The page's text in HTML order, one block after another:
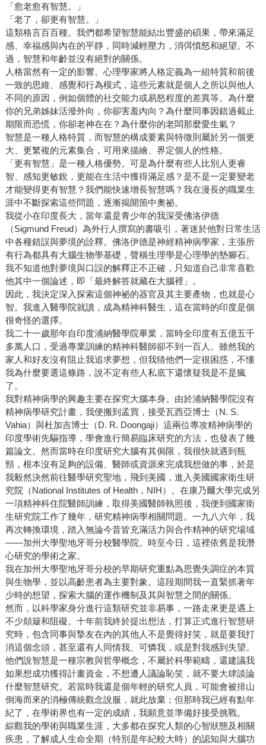
「愈老愈有智慧。」
「老了，卻更有智慧。」
這類格言百百種。我們都希望智慧能結出豐盛的碩果，帶來滿足
感、幸福感與內在的平靜，同時減輕壓力，消弭憤怒和絕望。不
過，智慧和年齡並沒有絕對的關係。
人格當然有一定的影響。心理學家將人格定義為一組特質和前後
一致的思維、感覺和行為模式，這些元素就是個人之所以與他人
不同的原因，例如個體的社交能力或易怒程度的差異等。為什麼
你的兄弟姊妹活潑外向，你卻害羞內向？為什麼同事因錯過截止
期限而恐慌，你卻老神在在？為什麼你的老闆那麼愛生氣？
智慧是一種人格特質，而智慧的構成要素與特徵則屬於另一個更
大、更繁複的元素集合，可用來描繪、界定個人的性格。
「更有智慧」是一種人格優勢。可是為什麼有些人比別人更睿
智、感知更敏銳，更能在生活中獲得滿足感？是不是一定要變老
才能變得更有智慧？我們能快速增長智慧嗎？我在漫長的職業生
涯中不斷探索這些問題，逐漸揭開箇中奧祕。
我從小在印度長大，當年還是青少年的我深受佛洛伊德
（Sigmund Freud）為外行人撰寫的書吸引，著迷於他對日常生活
中各種錯誤與夢境的詮釋。佛洛伊德是神經精神病學家，主張所
有行為都具有大腦生物學基礎，聲稱生理學是心理學的墊腳石。
我不知道他對夢境與口誤的解釋正不正確，只知道自己非常喜歡
他其中一個論述，即「最終解答就藏在大腦裡」。
因此，我決定深入探索這個神祕的器官及其主要產物，也就是心
智。我進入醫學院就讀，成為精神科醫生，這在當時的印度是個
很奇怪的選擇。
我二十一歲那年自印度浦納醫學院畢業，當時全印度有五億五千
多萬人口，受過專業訓練的精神科醫師卻不到一百人。雖然我的
家人和好友沒有阻止我追求夢想，但我猜他們一定很困惑，不懂
我為什麼要選這條路，說不定有些人私底下還懷疑我是不是瘋
了。
我對精神病學的興趣主要在探究大腦本身。由於浦納醫學院沒有
精神病學研究計畫，我便搬到孟買，接受瓦西亞博士（N. S.
Vahia）與杜加吉博士（D. R. Doongaji）這兩位專攻精神病學的
印度學術先驅指導，學會進行簡易臨床研究的方法，也發表了幾
篇論文。然而當時在印度研究大腦有其侷限，我很快就遇到瓶
頸，根本沒有足夠的設備、醫師或資源來完成我想做的事，於是
我毅然決然前往醫學研究聖地，飛到美國，進入美國國家衛生研
究院（National Institutes of Health，NIH）。在康乃爾大學完成另
一項精神科住院醫師訓練，取得美國醫師執照後，我便到國家衛
生研究院工作了幾年，研究精神病學相關問題。一九八六年，我
再次轉換環境，踏入無論今昔皆充滿活力與合作精神的研究場域
——加州大學聖地牙哥分校醫學院。時至今日，這裡依舊是我潛
心研究的學術之家。
我在加州大學聖地牙哥分校的早期研究重點為思覺失調症的本質
與生物學，並以高齡患者為主要對象。這段期間我一直緊抓著年
少時的想望，探索大腦的運作機制及其與智慧之間的關係。
然而，以科學家身分進行這類研究並非易事，一路走來更是遇上
不少顛簸和阻礙。十年前我終於提出想法，打算正式進行智慧研
究時，包含同事與摯友在內的其他人不是覺得好笑，就是要我打
消這個念頭，甚至還有人同情我、可憐我，或是對我感到失望。
他們說智慧是一種宗教與哲學概念，不屬於科學範疇，還建議我
如果想成功獲得計畫資金，不想遭人議論恥笑，就不要大肆談論
什麼智慧研究。若當時我還是個年輕的研究人員，可能會被排山
倒海而來的消極傳統觀念說服，就此放棄；但那時我已經有點年
紀了，在學術界也有一定的成績，我願意並準備好接受挑戰。
綜觀我的學術與職業生涯，大多都在探究人類的心智狀態及相關
疾患，了解成人生命全期（特別是年紀較大時）的認知與大腦功